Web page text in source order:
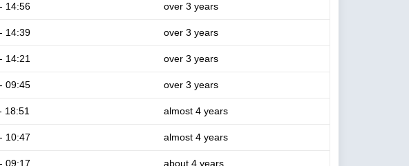
14:56 over 3 years
14:39 over 3 years
14:21 over 3 years
09:45 over 3 years
18:51 almost 4 years
10:47 almost 4 years
09:17 about 4 years